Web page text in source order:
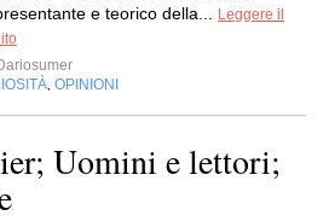
e teorico della...
Leggere il
OPINIONI
Uomini e lettori;